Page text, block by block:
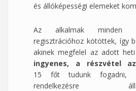
és állóképességi elemeket
Az alkalmak minden
regisztrációhoz kötöttek, így
akinek megfelel az adott
ingyenes, a részvétel
15 főt tudunk fogadni,